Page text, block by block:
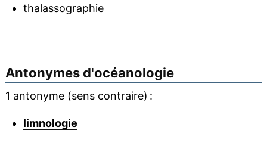
thalassographie
Antonymes d'océanologie
1 antonyme (sens contraire) :
limnologie